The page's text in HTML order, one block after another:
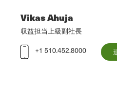
Vikas Ahuja
収益担当上級副社長
+1 510.452.8000